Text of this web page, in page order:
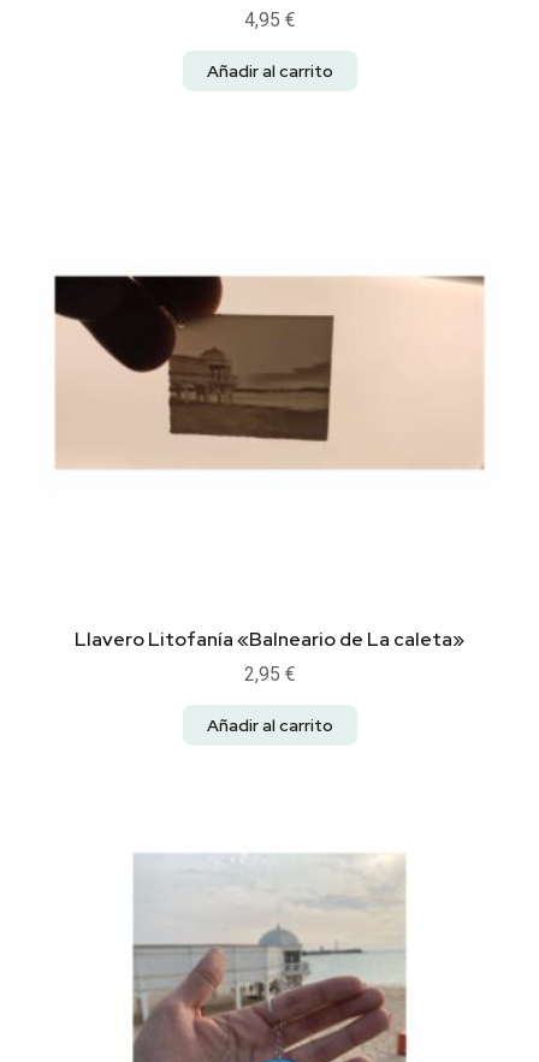
4,95 €
Añadir al carrito
Llavero Litofanía «Balneario de La caleta»
2,95 €
Añadir al carrito